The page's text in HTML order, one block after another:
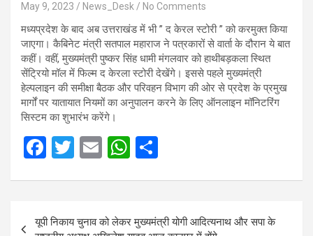
May 9, 2023 News_Desk No Comments
मध्यप्रदेश के बाद अब उत्तराखंड में भी ” द केरल स्टोरी ” को करमुक्त किया
जाएगा। कैबिनेट मंत्री सतपाल महाराज ने पत्रकारों से वार्ता के दौरान ये बात
कहीं। वहीं, मुख्यमंत्री पुष्कर सिंह धामी मंगलवार को हाथीबड़कला स्थित
सेंट्रियो मॉल में फिल्म द केरला स्टोरी देखेंगे। इससे पहले मुख्यमंत्री
हेल्पलाइन की समीक्षा बैठक और परिवहन विभाग की ओर से प्रदेश के प्रमुख
मार्गों पर यातायात नियमों का अनुपालन करने के लिए ऑनलाइन मॉनिटरिंग
सिस्टम का शुभारंभ करेंगे।
F
b
T
er
E
W
s
e
Post
यूपी निकाय चुनाव को लेकर मुख्यमंत्री योगी आदित्यनाथ और सपा के